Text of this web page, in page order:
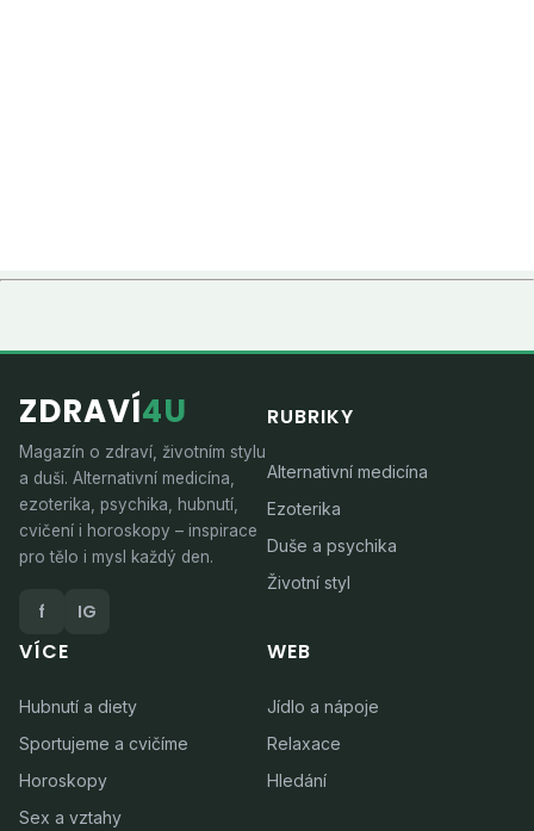
ZDRAVÍ4U
Magazín o zdraví, životním stylu
a duši. Alternativní medicína,
ezoterika, psychika, hubnutí,
cvičení i horoskopy – inspirace
pro tělo i mysl každý den.
f IG
RUBRIKY
Alternativní medicína
Ezoterika
Duše a psychika
Životní styl
VÍCE
Hubnutí a diety
Sportujeme a cvičíme
Horoskopy
Sex a vztahy
WEB
Jídlo a nápoje
Relaxace
Hledání